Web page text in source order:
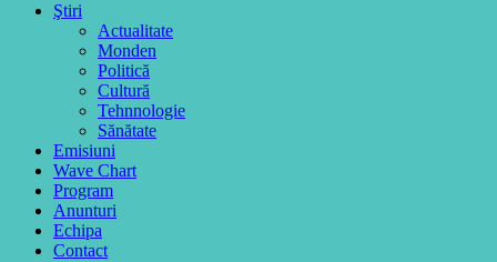
Ştiri
Actualitate
Monden
Politică
Cultură
Tehnnologie
Sănătate
Emisiuni
Wave Chart
Program
Anunturi
Echipa
Contact